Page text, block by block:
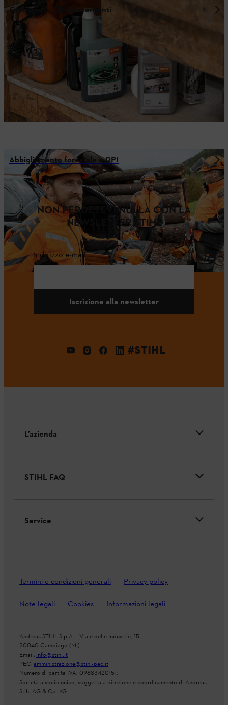
Carburanti, Oli e Detergenti
Abbigliamento forestale e DPI
NON PERDETEVI NULLA CON LA
NEWSLETTER STIHL
Indirizzo e-mail
Iscrizione alla newsletter
#STIHL
L’azienda
STIHL FAQ
Service
Termini e condizioni generali Privacy policy
Note legali Cookies Informazioni legali
Andreas STIHL S.p.A. - Viale delle Industrie, 15
20040 Cambiago (MI)
Email:info@stihl.it
PEC:amministrazione@stihl-pec.it
Numero di partita IVA: 09883420151.
Società a socio unico, soggetta a direzione e coordinamento di Andreas
Stihl AG & Co. KG